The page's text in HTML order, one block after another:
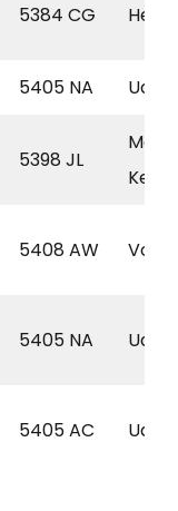
5384 CG
5405 NA Uden
5398 JL
5408 AW
5405 NA Uden
5405 AC Uden